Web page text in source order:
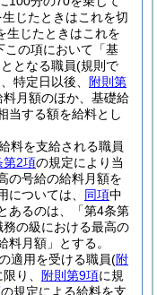
じたときはこれを切
生じたときはこれを
この項において「基
となる職員(規則で
特定日以後、
附則第
月額のほか、基礎給
当する額を給料とし
料を支給される職員
第2項の規定により当
の号給の給料月額を
については、 同項中
あるのは、「第4条第
の級における最高の
月額」とする。
適用を受ける職員(附
り、 附則第9項に規
の規定による給料を支